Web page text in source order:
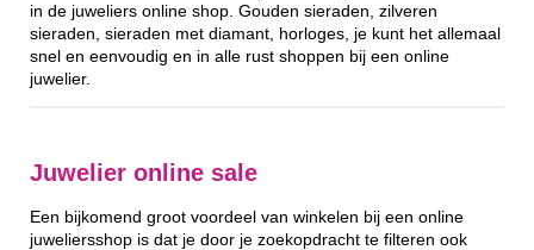
in de juweliers online shop. Gouden sieraden, zilveren
sieraden, sieraden met diamant, horloges, je kunt het allemaal
snel en eenvoudig en in alle rust shoppen bij een online
juwelier.
Juwelier online sale
Een bijkomend groot voordeel van winkelen bij een online
juweliersshop is dat je door je zoekopdracht te filteren ook